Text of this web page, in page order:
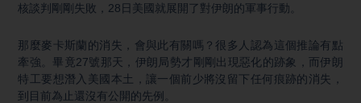
核談判剛剛失敗，28日美國就展開了對伊朗的軍事行動。
那麼麥卡斯蘭的消失，會與此有關嗎？很多人認為這個推論有點
牽強。畢竟27號那天，伊朗局勢才剛剛出現惡化的跡象，而伊朗
特工要想潛入美國本土，讓一個前少將沒留下任何痕跡的消失，
到目前為止還沒有公開的先例。